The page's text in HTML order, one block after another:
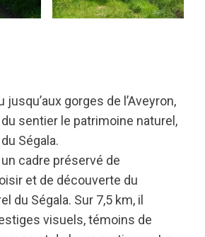
jusqu’aux gorges de l’Aveyron,
sentier le patrimoine naturel,
Ségala.
cadre préservé de
et de découverte du
du Ségala. Sur 7,5 km, il
visuels, témoins de